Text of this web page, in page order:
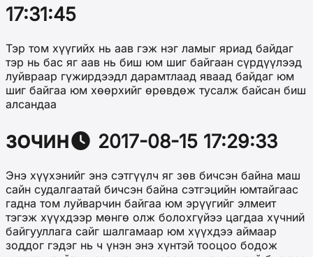
17:31:45
Тэр том хүүгийх нь аав гэж нэг ламыг яриад байдаг
тэр нь бас яг аав нь биш юм шиг байгаан сүрдүүлээд
луйвраар гүжирдээдл дарамтлаад яваад байдаг юм
шиг байгаа юм хөөрхийг өрөвдөж тусалж байсан биш
алсандаа
зочин 2017-08-15 17:29:33
Энэ хүүхэнийг энэ сэтгүүлч яг зөв бичсэн байна маш
сайн судалгаатай бичсэн байна сэтгэцийн юмтайгаас
гадна том луйварчин байгаа юм эрүүгийг элмеит
тэгэж хүүхдээр мөнгө олж болохгүйээ цагдаа хүчний
байгууллага сайг шалгамаар юм хүүхдээ аймаар
зоддог гэдэг нь ч үнэн энэ хүнтэй тооцоо бодож